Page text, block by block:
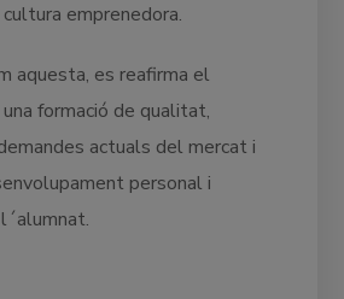
emprenedora.
aquesta, es reafirma el
formació de qualitat,
actuals del mercat i
personal i